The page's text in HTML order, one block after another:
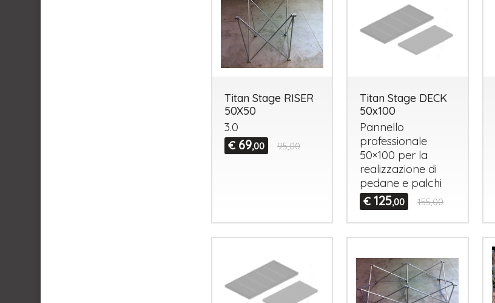
Titan Stage RISER
50X50
3.0
€ 69,00 95,00
Titan Stage DECK
50x100
Pannello
professionale
50×100 per la
realizzazione di
pedane e palchi
€ 125,00 155,00